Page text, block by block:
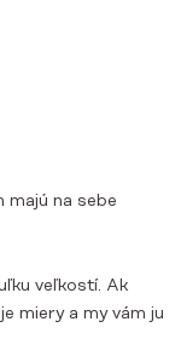
majú na sebe
veľkostí. Ak
miery a my vám ju